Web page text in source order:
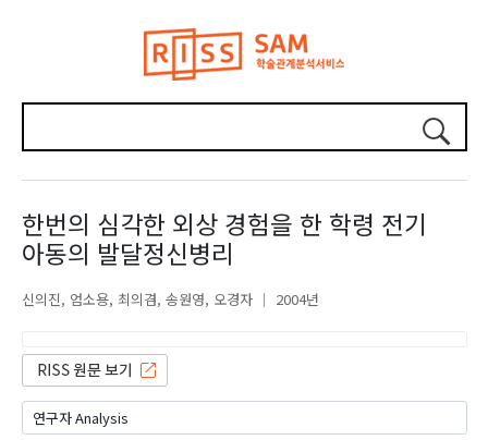
한번의 심각한 외상 경험을 한 학령 전기
아동의 발달정신병리
신의진 엄소용 최의겸 송원영 오경자 2004년